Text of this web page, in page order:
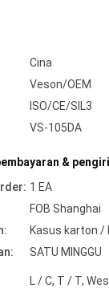
Cina
Veson/OEM
ISO/CE/SIL3
VS-105DA
&
1 EA
FOB Shanghai
Kasus karton /
SATU MINGGU
L / C, T / T,